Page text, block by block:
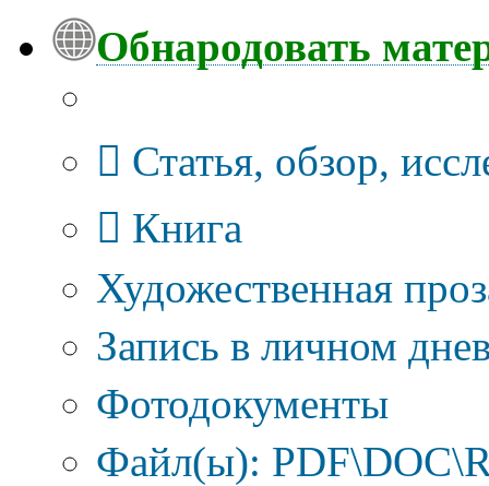
Обнародовать
Статья, обзор,
Книга
Художественная
Запись в личном
Фотодокументы
Файл(ы):